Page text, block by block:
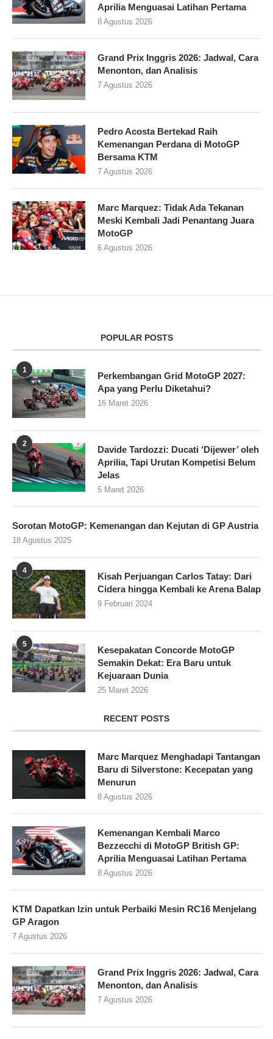
Aprilia Menguasai Latihan Pertama
8 Agustus 2026
Grand Prix Inggris 2026: Jadwal, Cara
Menonton, dan Analisis
7 Agustus 2026
Pedro Acosta Bertekad Raih
Kemenangan Perdana di MotoGP
Bersama KTM
7 Agustus 2026
Marc Marquez: Tidak Ada Tekanan
Meski Kembali Jadi Penantang Juara
MotoGP
6 Agustus 2026
POPULAR POSTS
1
Perkembangan Grid MotoGP 2027:
Apa yang Perlu Diketahui?
16 Maret 2026
2
Davide Tardozzi: Ducati ‘Dijewer’ oleh
Aprilia, Tapi Urutan Kompetisi Belum
Jelas
5 Maret 2026
Sorotan MotoGP: Kemenangan dan Kejutan di GP Austria
18 Agustus 2025
4
Kisah Perjuangan Carlos Tatay: Dari
Cidera hingga Kembali ke Arena Balap
9 Februari 2024
5
Kesepakatan Concorde MotoGP
Semakin Dekat: Era Baru untuk
Kejuaraan Dunia
25 Maret 2026
RECENT POSTS
Marc Marquez Menghadapi Tantangan
Baru di Silverstone: Kecepatan yang
Menurun
8 Agustus 2026
Kemenangan Kembali Marco
Bezzecchi di MotoGP British GP:
Aprilia Menguasai Latihan Pertama
8 Agustus 2026
KTM Dapatkan Izin untuk Perbaiki Mesin RC16 Menjelang
GP Aragon
7 Agustus 2026
Grand Prix Inggris 2026: Jadwal, Cara
Menonton, dan Analisis
7 Agustus 2026